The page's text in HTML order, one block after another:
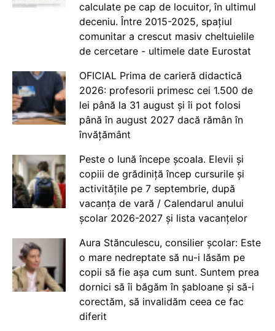
calculate pe cap de locuitor, în ultimul
deceniu. Între 2015-2025, spațiul
comunitar a crescut masiv cheltuielile
de cercetare - ultimele date Eurostat
OFICIAL Prima de carieră didactică
2026: profesorii primesc cei 1.500 de
lei până la 31 august și îi pot folosi
până în august 2027 dacă rămân în
învățământ
Peste o lună începe școala. Elevii și
copiii de grădiniță încep cursurile și
activitățile pe 7 septembrie, după
vacanța de vară / Calendarul anului
școlar 2026-2027 și lista vacanțelor
Aura Stănculescu, consilier școlar: Este
o mare nedreptate să nu-i lăsăm pe
copii să fie așa cum sunt. Suntem prea
dornici să îi băgăm în șabloane și să-i
corectăm, să invalidăm ceea ce fac
diferit